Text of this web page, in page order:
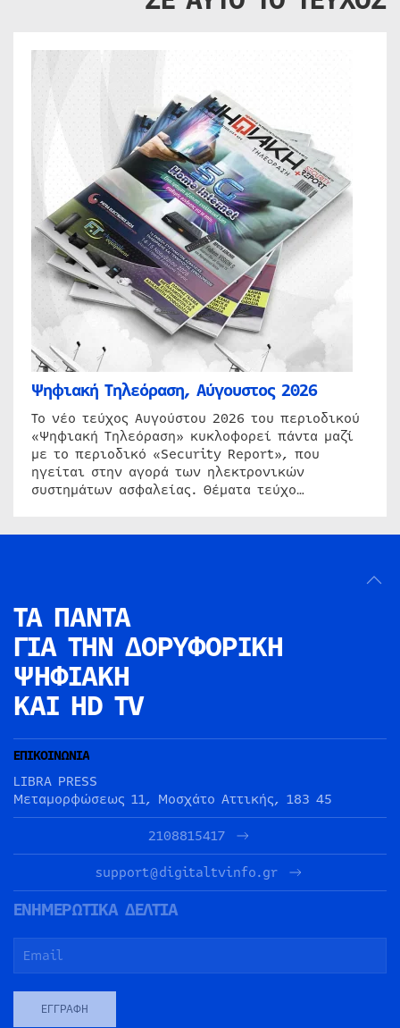
Ψηφιακή Τηλεόραση, Αύγουστος 2026
Το νέο τεύχος Αυγούστου 2026 του περιοδικού
«Ψηφιακή Τηλεόραση» κυκλοφορεί πάντα μαζί
με το περιοδικό «Security Report», που
ηγείται στην αγορά των ηλεκτρονικών
συστημάτων ασφαλείας. Θέματα τεύχο…
ΤΑ ΠΑΝΤΑ
ΓΙΑ ΤΗΝ ΔΟΡΥΦΟΡΙΚΗ
ΨΗΦΙΑΚΗ
ΚΑΙ HD TV
ΕΠΙΚΟΙΝΩΝΙΑ
LIBRA PRESS
Μεταμορφώσεως 11, Μοσχάτο Αττικής, 183 45
2108815417
support@digitaltvinfo.gr
ΕΝΗΜΕΡΩΤΙΚΑ ΔΕΛΤΙΑ
ΕΓΓΡΑΦΉ